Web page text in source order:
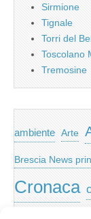
Sirmione
Tignale
Torri del
Toscolano
Tremosine
ambiente Arte
Brescia News
Cronaca